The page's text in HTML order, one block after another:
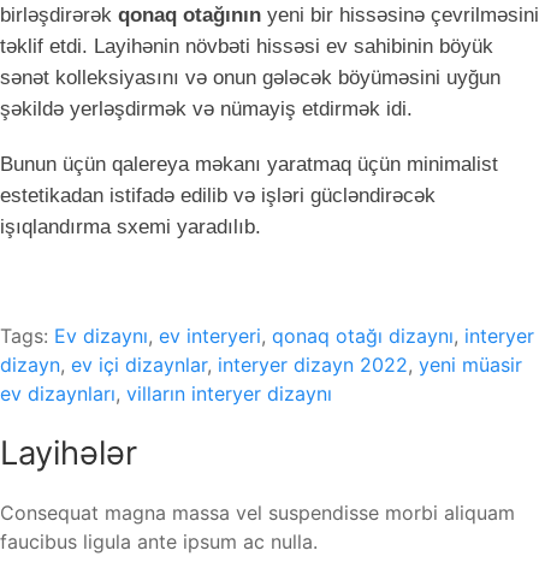
birləşdirərək qonaq otağının yeni bir hissəsinə çevrilməsini
təklif etdi. Layihənin növbəti hissəsi ev sahibinin böyük
sənət kolleksiyasını və onun gələcək böyüməsini uyğun
şəkildə yerləşdirmək və nümayiş etdirmək idi.
Bunun üçün qalereya məkanı yaratmaq üçün minimalist
estetikadan istifadə edilib və işləri gücləndirəcək
işıqlandırma sxemi yaradılıb.
Tags: Ev dizaynı, ev interyeri, qonaq otağı dizaynı, interyer
dizayn, ev içi dizaynlar, interyer dizayn 2022, yeni müasir
ev dizaynları, vilların interyer dizaynı
Layihələr
Consequat magna massa vel suspendisse morbi aliquam
faucibus ligula ante ipsum ac nulla.